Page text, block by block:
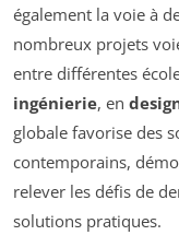
également la voie à
nombreux projets
entre différentes
ingénierie, en
globale favorise des
contemporains,
relever les défis de
solutions pratiques.